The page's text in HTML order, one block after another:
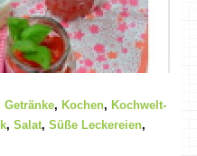
Getränke, Kochen, Kochwelt-
, Salat, Süße Leckereien,